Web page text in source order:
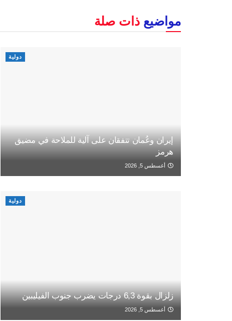
مواضيع ذات صلة
دولية
إيران وعُمان تتفقان على آلية للملاحة في مضيق
هرمز
أغسطس 5, 2026
دولية
زلزال بقوة 6,3 درجات يضرب جنوب الفيليبين
أغسطس 5, 2026